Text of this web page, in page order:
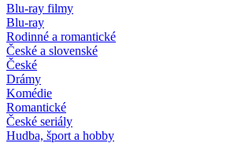
Blu-ray filmy
Blu-ray
Rodinné a romantické
České a slovenské
České
Drámy
Komédie
Romantické
České seriály
Hudba, šport a hobby